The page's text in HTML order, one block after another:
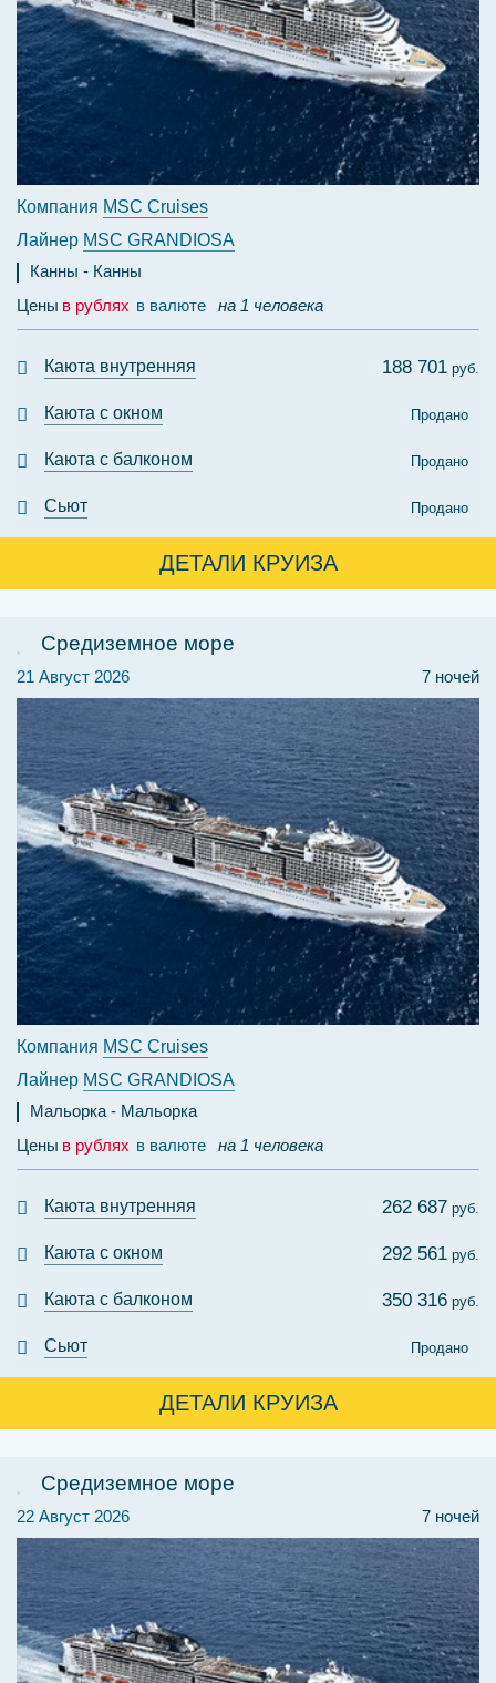
Компания MSC Cruises
Лайнер MSC GRANDIOSA
Канны
Канны
Цены в рублях в валюте на 1 человека
Каюта внутренняя 188 701 руб.
Каюта с окном Продано
Каюта с балконом Продано
Сьют Продано
ДЕТАЛИ КРУИЗА
Средиземное море
7 ночей
21 Август 2026
Компания MSC Cruises
Лайнер MSC GRANDIOSA
Мальорка
Мальорка
Цены в рублях в валюте на 1 человека
Каюта внутренняя 262 687 руб.
Каюта с окном 292 561 руб.
Каюта с балконом 350 316 руб.
Сьют Продано
ДЕТАЛИ КРУИЗА
Средиземное море
7 ночей
22 Август 2026